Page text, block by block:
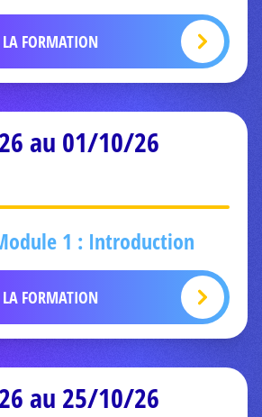
FORMATION
au 01/10/26
1 : Introduction
FORMATION
au 25/10/26